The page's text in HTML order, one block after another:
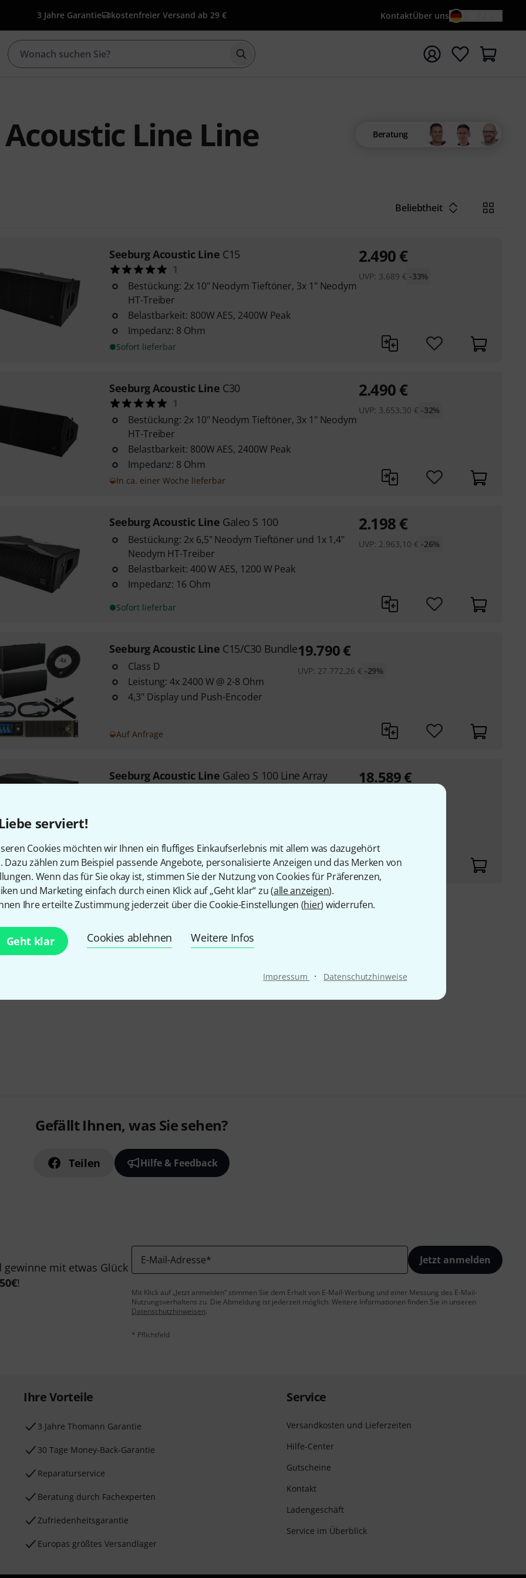
serviert!
Cookies möchten wir Ihnen ein fluffiges Einkaufserlebnis mit allem was dazugehört
Dazu zählen zum Beispiel passende Angebote, personalisierte Anzeigen und das Merken von
Wenn das für Sie okay ist, stimmen Sie der Nutzung von Cookies für Präferenzen,
und Marketing einfach durch einen Klick auf „Geht klar“ zu (alle anzeigen).
Ihre erteilte Zustimmung jederzeit über die Cookie-Einstellungen (hier) widerrufen.
Geht klar Cookies ablehnen Weitere Infos
Impressum · Datenschutzhinweise
3 Jahre Garantie kostenfreier Versand ab 29 € KontaktÜber uns
Suche mit Suchwort {searchTerm} starten
Line Line
Beratung
Beliebtheit
Seeburg Acoustic Line C15
1
Bestückung: 2x 10" Neodym Tieftöner, 3x 1" Neodym
HT-Treiber
Belastbarkeit: 800W AES, 2400W Peak
Impedanz: 8 Ohm
Sofort lieferbar
2.490€
UVP: 3.689 € -33%
Seeburg Acoustic Line C30
1
Bestückung: 2x 10" Neodym Tieftöner, 3x 1" Neodym
HT-Treiber
Belastbarkeit: 800W AES, 2400W Peak
Impedanz: 8 Ohm
In ca. einer Woche lieferbar
2.490€
UVP: 3.653,30 € -32%
Seeburg Acoustic Line Galeo S 100
Bestückung: 2x 6,5" Neodym Tieftöner und 1x 1,4"
Neodym HT-Treiber
Belastbarkeit: 400 W AES, 1200 W Peak
Impedanz: 16 Ohm
Sofort lieferbar
2.198€
UVP: 2.963,10 € -26%
Seeburg Acoustic Line C15/C30 Bundle
Class D
Leistung: 4x 2400 W @ 2-8 Ohm
4,3" Display und Push-Encoder
Auf Anfrage
19.790€
UVP: 27.772,26 € -29%
Seeburg Acoustic Line Galeo S 100 Line Array
Belastbarkeit: 400 W AES, 1200 W Peak
Sofort lieferbar
18.589€
Gefällt Ihnen, was Sie sehen?
Teilen Hilfe & Feedback
mit etwas Glück
50€!
E-Mail-Adresse* Jetzt anmelden
Mit Klick auf „Jetzt anmelden“ stimmen Sie dem Erhalt von E-Mail-Werbung und einer Messung des E-Mail-
Nutzungsverhaltens zu. Die Abmeldung ist jederzeit möglich. Weitere Informationen finden Sie in unseren
Datenschutzhinweisen.
* Pflichtfeld
Ihre Vorteile
3 Jahre Thomann Garantie
30 Tage Money-Back-Garantie
Reparaturservice
Beratung durch Fachexperten
Zufriedenheitsgarantie
Europas größtes Versandlager
Service
Versandkosten und Lieferzeiten
Hilfe-Center
Gutscheine
Kontakt
Ladengeschäft
Service im Überblick